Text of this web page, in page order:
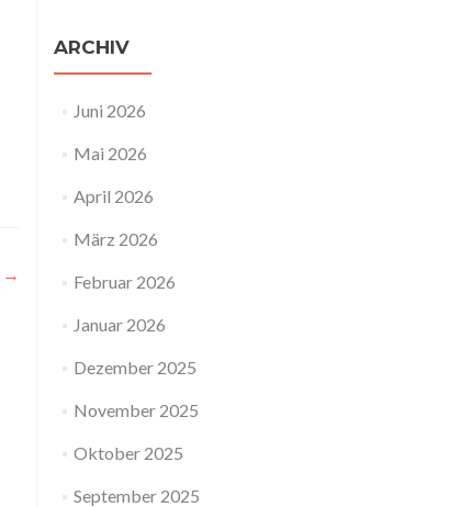
→
ARCHIV
Juni 2026
Mai 2026
April 2026
März 2026
Februar 2026
Januar 2026
Dezember 2025
November 2025
Oktober 2025
September 2025